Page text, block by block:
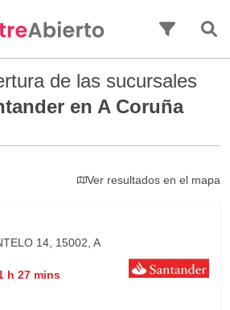
de las sucursales
en A Coruña
Ver resultados en el mapa
14, 15002, A
h 27 mins